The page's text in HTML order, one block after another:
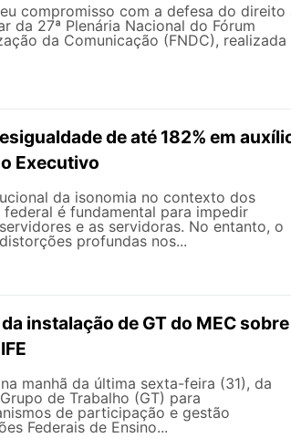
compromisso com a defesa do direito
da 27ª Plenária Nacional do Fórum
da Comunicação (FNDC), realizada
de até 182% em
Executivo
da isonomia no contexto dos
é fundamental para impedir
e as servidoras. No entanto, o
profundas nos...
instalação de GT do MEC sobre
manhã da última sexta-feira (31), da
de Trabalho (GT) para
de participação e gestão
Federais de Ensino...